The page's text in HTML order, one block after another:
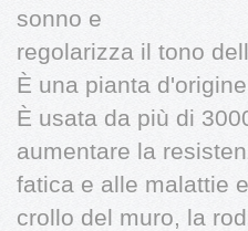
sonno e
regolarizza il tono
È una pianta
È usata da più di
aumentare la
fatica e alle malattie
crollo del muro, la